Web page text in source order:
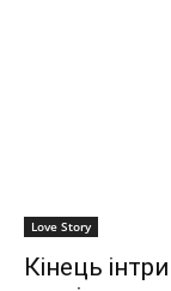
Love Story
Кінець